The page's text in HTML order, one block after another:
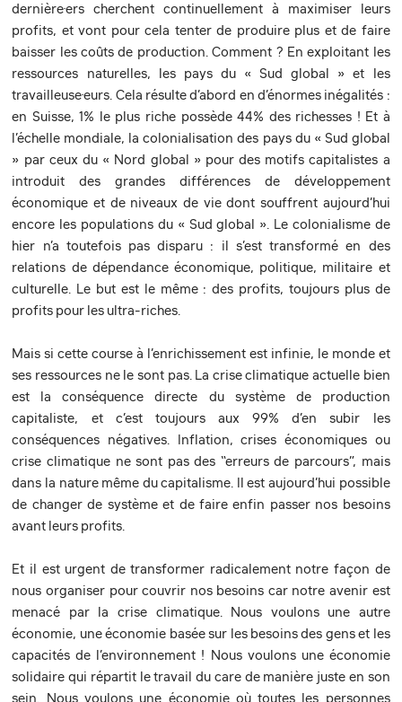
dernière·ers cherchent continuellement à maximiser leurs
profits, et vont pour cela tenter de produire plus et de faire
baisser les coûts de production. Comment ? En exploitant les
ressources naturelles, les pays du « Sud global » et les
travailleuse·eurs. Cela résulte d’abord en d’énormes inégalités :
en Suisse, 1% le plus riche possède 44% des richesses ! Et à
l’échelle mondiale, la colonialisation des pays du « Sud global
» par ceux du « Nord global » pour des motifs capitalistes a
introduit des grandes différences de développement
économique et de niveaux de vie dont souffrent aujourd’hui
encore les populations du « Sud global ». Le colonialisme de
hier n’a toutefois pas disparu : il s’est transformé en des
relations de dépendance économique, politique, militaire et
culturelle. Le but est le même : des profits, toujours plus de
profits pour les ultra-riches.
Mais si cette course à l’enrichissement est infinie, le monde et
ses ressources ne le sont pas. La crise climatique actuelle bien
est la conséquence directe du système de production
capitaliste, et c’est toujours aux 99% d’en subir les
conséquences négatives. Inflation, crises économiques ou
crise climatique ne sont pas des “erreurs de parcours”, mais
dans la nature même du capitalisme. Il est aujourd’hui possible
de changer de système et de faire enfin passer nos besoins
avant leurs profits.
Et il est urgent de transformer radicalement notre façon de
nous organiser pour couvrir nos besoins car notre avenir est
menacé par la crise climatique. Nous voulons une autre
économie, une économie basée sur les besoins des gens et les
capacités de l’environnement ! Nous voulons une économie
solidaire qui répartit le travail du care de manière juste en son
sein. Nous voulons une économie où toutes les personnes